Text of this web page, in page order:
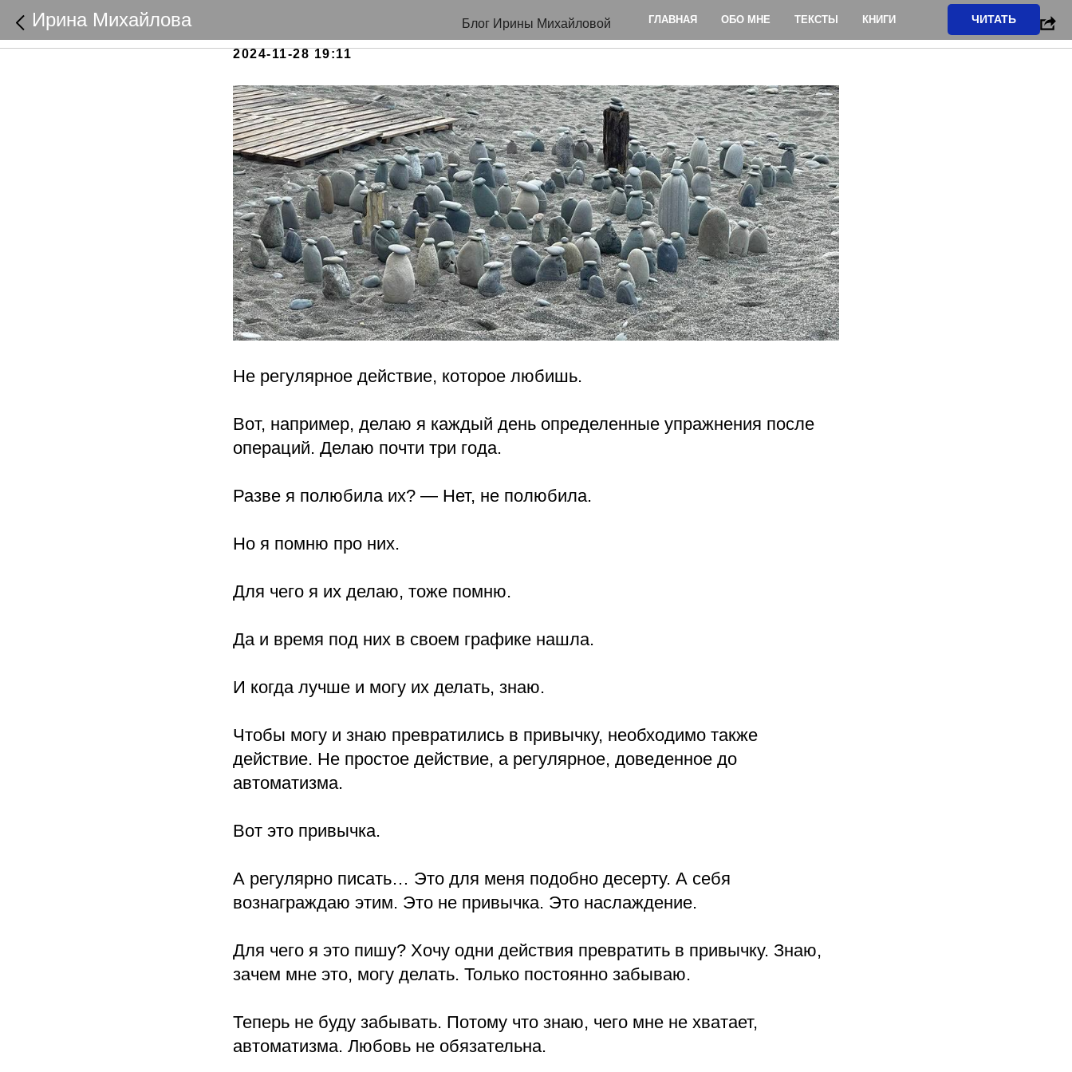
Блог Ирины Михайловой
Что такое привычка?
2024-11-28 19:11
Не регулярное действие, которое любишь.
Вот, например, делаю я каждый день определенные упражнения после
операций. Делаю почти три года.
Разве я полюбила их? — Нет, не полюбила.
Но я помню про них.
Для чего я их делаю, тоже помню.
Да и время под них в своем графике нашла.
И когда лучше и могу их делать, знаю.
Чтобы могу и знаю превратились в привычку, необходимо также
действие. Не простое действие, а регулярное, доведенное до
автоматизма.
Вот это привычка.
А регулярно писать… Это для меня подобно десерту. А себя
вознаграждаю этим. Это не привычка. Это наслаждение.
Для чего я это пишу? Хочу одни действия превратить в привычку. Знаю,
зачем мне это, могу делать. Только постоянно забываю.
Теперь не буду забывать. Потому что знаю, чего мне не хватает,
автоматизма. Любовь не обязательна.
Ирина Михайлова ГЛАВНАЯ ОБО МНЕ ТЕКСТЫ КНИГИ ЧИТАТЬ